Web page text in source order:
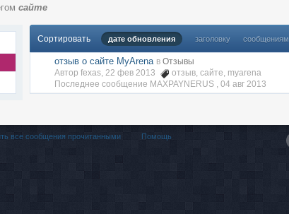
сайте
Сортировать дате обновления заголовку сообщениям
отзыв о сайте MyArena в Отзывы
Автор fexas, 22 фев 2013
отзыв,сайте, myarena
Последнее сообщение MAXPAYNERUS ,04 авг 2013
все сообщения прочитанными Помощь